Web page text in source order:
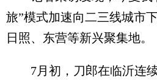
旅”模式加速向二三线城市
日照、东营等新兴聚集地。
7月初，刀郎在临沂连续